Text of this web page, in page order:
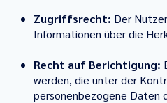
Zugriffsrecht: Der
Informationen über die
Recht auf Berichtigung:
werden, die unter der
personenbezogene Daten